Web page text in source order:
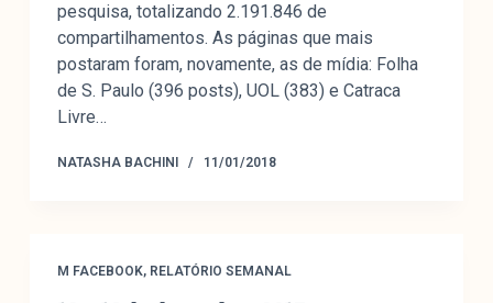
pesquisa, totalizando 2.191.846 de
compartilhamentos. As páginas que mais
postaram foram, novamente, as de mídia: Folha
de S. Paulo (396 posts), UOL (383) e Catraca
Livre…
NATASHA BACHINI 11/01/2018
M FACEBOOK, RELATÓRIO SEMANAL